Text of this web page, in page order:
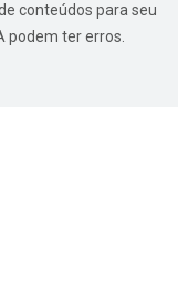
conteúdos para seu
podem ter erros.